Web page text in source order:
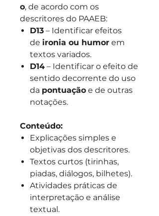
o, de acordo com os
descritores do PAAEB:
D13 – Identificar efeitos
de ironia ou humor em
textos variados.
D14 – Identificar o efeito de
sentido decorrente do uso
da pontuação e de outras
notações.
Conteúdo:
Explicações simples e
objetivas dos descritores.
Textos curtos (tirinhas,
piadas, diálogos, bilhetes).
Atividades práticas de
interpretação e análise
textual.